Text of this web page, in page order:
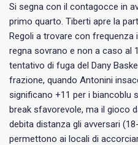
Si segna con il contagocce in
primo quarto. Tiberti apre la
Regoli a trovare con frequenza
regna sovrano e non a caso al
tentativo di fuga del Dany
frazione, quando Antonini
significano +11 per i biancoblu
break sfavorevole, ma il gioco
debita distanza gli avversari
permettono ai locali di